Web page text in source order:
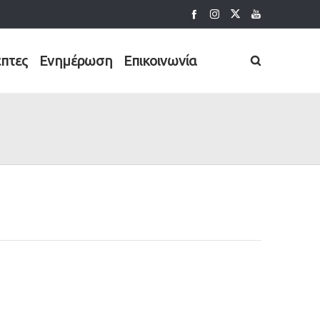
Ενημέρωση Επικοινωνία